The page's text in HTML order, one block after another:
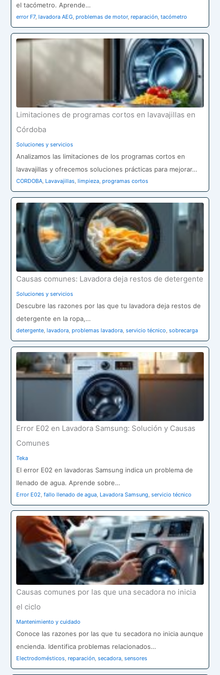
el tacómetro. Aprende…
error F7,lavadora AEG ,problemas de motor,reparación ,tacómetro
Limitaciones de programas cortos en lavavajillas en
Córdoba
Soluciones y servicios
Analizamos las limitaciones de los programas cortos en
lavavajillas y ofrecemos soluciones prácticas para mejorar…
CORDOBA Lavavajillas ,limpieza ,programas cortos
Causas comunes: Lavadora deja restos de detergente
Soluciones y servicios
Descubre las razones por las que tu lavadora deja restos de
detergente en la ropa,…
detergente ,lavadora ,problemas lavadora ,servicio técnico ,sobrecarga
Error E02 en Lavadora Samsung: Solución y Causas
Comunes
Teka
El error E02 en lavadoras Samsung indica un problema de
llenado de agua. Aprende sobre…
Error E02 ,fallo llenado de agua Lavadora Samsung ,servicio técnico
Causas comunes por las que una secadora no inicia
el ciclo
Mantenimiento y cuidado
Conoce las razones por las que tu secadora no inicia aunque
encienda. Identifica problemas relacionados…
Electrodomésticos,reparación,secadora,sensores